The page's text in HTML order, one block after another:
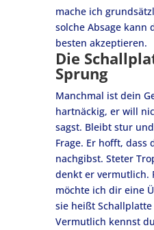
mache ich
solche Absage kann
besten akzeptieren.
Die
Sprung
Manchmal ist dein
hartnäckig, er will
sagst. Bleibt stur
Frage. Er hofft, dass
nachgibst. Steter
denkt er vermutlich.
möchte ich dir eine
sie heißt
Vermutlich kennst